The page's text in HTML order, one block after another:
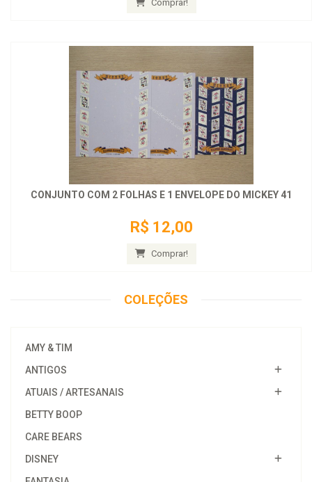
Comprar!
CONJUNTO COM 2 FOLHAS E 1 ENVELOPE DO MICKEY 41
R$ 12,00
Comprar!
COLEÇÕES
AMY & TIM
ANTIGOS
ATUAIS / ARTESANAIS
BETTY BOOP
CARE BEARS
DISNEY